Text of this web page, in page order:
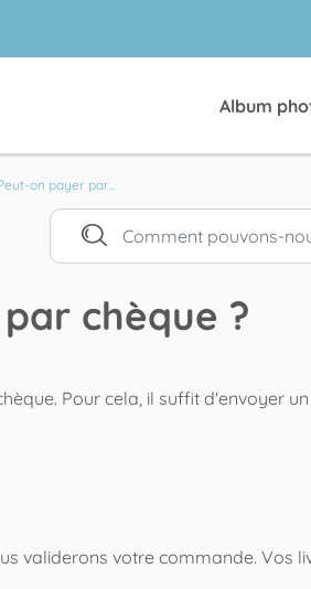
Album
on payer par...
chèque ?
Pour cela, il suffit d'envoyer
validerons votre commande. Vos